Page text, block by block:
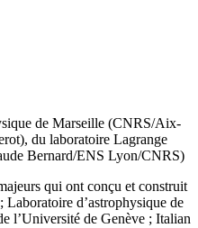
de Marseille (CNRS/Aix-
du laboratoire Lagrange
Bernard/ENS Lyon/CNRS)
qui ont conçu et construit
d’astrophysique de
l’Université de Genève ; Italian